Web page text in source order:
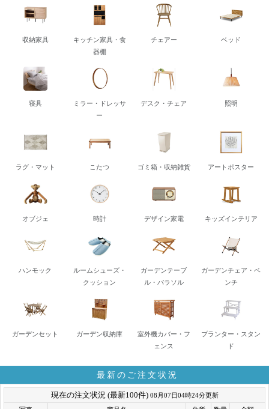
収納家具
キッチン家具・食
器棚
チェアー ベッド
寝具
ミラー・ドレッサ
ー
デスク・チェア 照明
ラグ・マット こたつ ゴミ箱・収納雑貨 アートポスター
オブジェ 時計 デザイン家電 キッズインテリア
ハンモック
ルームシューズ・
クッション
ガーデンテーブ
ル・パラソル
ガーデンチェア・ベ
ンチ
ガーデンセット ガーデン収納庫
室外機カバー・フ
ェンス
プランター・スタン
ド
最新のご注文状況